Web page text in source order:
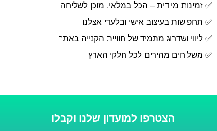
✅ זמינות מיידית – הכל במלאי, מוכן לשליחה
✅ תחפושות בעיצוב אישי ובלעדי אצלנו
✅ ליווי ושדרוג מתמיד של חוויית הקנייה באתר
✅ משלוחים מהירים לכל חלקי הארץ
הצטרפו למועדון שלנו וקבלו